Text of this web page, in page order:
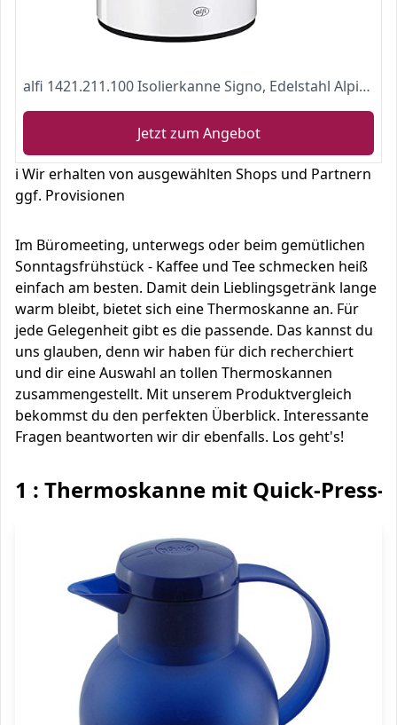
alfi 1421.211.100 Isolierkanne Signo, Edelstahl Alpinweiß 1,0 l, 12 Stunden heiß, 24 Stunden kalt
Jetzt zum Angebot
ℹ️ Wir erhalten von ausgewählten Shops und Partnern
ggf. Provisionen
Im Büromeeting, unterwegs oder beim gemütlichen
Sonntagsfrühstück - Kaffee und Tee schmecken heiß
einfach am besten. Damit dein Lieblingsgetränk lange
warm bleibt, bietet sich eine Thermoskanne an. Für
jede Gelegenheit gibt es die passende. Das kannst du
uns glauben, denn wir haben für dich recherchiert
und dir eine Auswahl an tollen Thermoskannen
zusammengestellt. Mit unserem Produktvergleich
bekommst du den perfekten Überblick. Interessante
Fragen beantworten wir dir ebenfalls. Los geht's!
1 : Thermoskanne mit Quick-Press-